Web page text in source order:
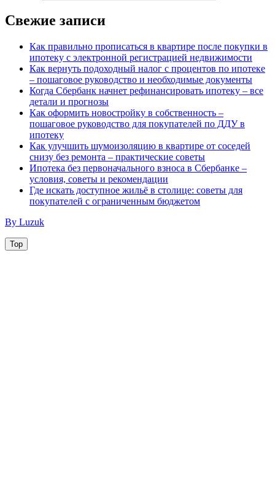
Свежие записи
Как правильно прописаться в квартире после покупки в
ипотеку с электронной регистрацией недвижимости
Как вернуть подоходный налог с процентов по ипотеке
– пошаговое руководство и необходимые документы
Когда Сбербанк начнет рефинансировать ипотеку – все
детали и прогнозы
Как оформить новостройку в собственность –
пошаговое руководство для покупателей по ДДУ в
ипотеку
Как улучшить шумоизоляцию в квартире от соседей
снизу без ремонта – практические советы
Ипотека без первоначального взноса в Сбербанке –
условия, советы и рекомендации
Где искать доступное жильё в столице: советы для
покупателей с ограниченным бюджетом
By Luzuk
Top